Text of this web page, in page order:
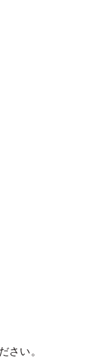
さい。